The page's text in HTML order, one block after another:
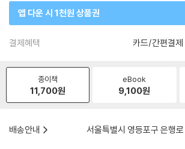
앱 다운 시 1천원 상품권
결제혜택 카드/간편결제
종이책
11,700원
eBook
9,100원
배송안내
서울특별시 영등포구 은행